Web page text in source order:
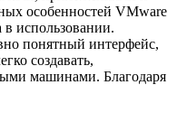
особенностей VMware
в использовании.
понятный интерфейс,
создавать,
машинами. Благодаря